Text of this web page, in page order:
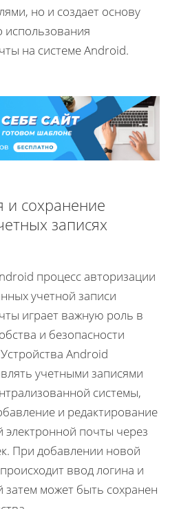
но и создает основу
использования
на системе Android.
и сохранение
записях
процесс авторизации
учетной записи
играет важную роль в
и безопасности
Android
учетными записями
системы,
и редактирование
электронной почты через
При добавлении новой
ввод логина и
затем может быть сохранен